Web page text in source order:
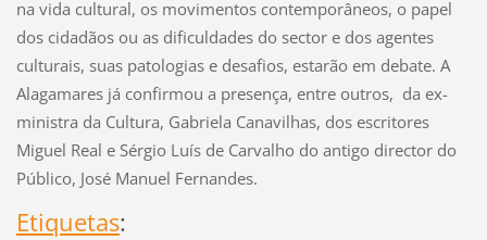
na vida cultural, os movimentos contemporâneos, o papel
dos cidadãos ou as dificuldades do sector e dos agentes
culturais, suas patologias e desafios, estarão em debate. A
Alagamares já confirmou a presença, entre outros, da ex-
ministra da Cultura, Gabriela Canavilhas, dos escritores
Miguel Real e Sérgio Luís de Carvalho do antigo director do
Público, José Manuel Fernandes.
Etiquetas: